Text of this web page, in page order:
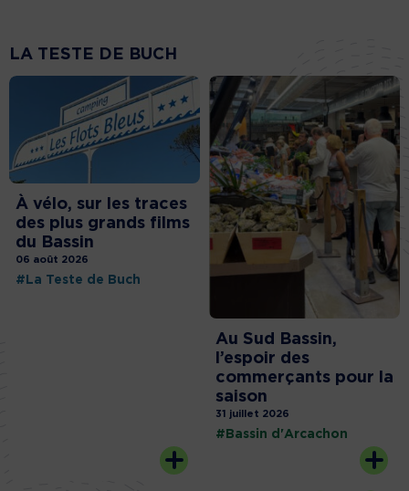
LA TESTE DE BUCH
À vélo, sur les traces
des plus grands films
du Bassin
06 août 2026
#La Teste de Buch
Au Sud Bassin,
l’espoir des
commerçants pour la
saison
31 juillet 2026
#Bassin d'Arcachon